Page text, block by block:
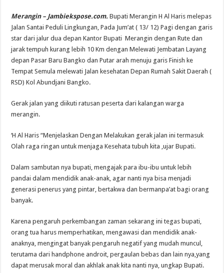
Merangin – Jambiekspose.com. Bupati Merangin H Al Haris melepas
Jalan Santai Peduli Lingkungan, Pada Jum’at ( 13/ 12) Pagi dengan garis
star dari jalur dua depan Kantor Bupati Merangin dengan Rute dan
jarak tempuh kurang lebih 10 Km dengan Melewati Jembatan Layang
depan Pasar Baru Bangko dan Putar arah menuju garis Finish ke
Tempat Semula melewati Jalan kesehatan Depan Rumah Sakit Daerah (
RSD) Kol Abundjani Bangko.
Gerak jalan yang diikuti ratusan peserta dari kalangan warga
merangin.
‘H Al Haris “Menjelaskan Dengan Melakukan gerak jalan ini termasuk
Olah raga ringan untuk menjaga Kesehata tubuh kita ,ujar Bupati.
Dalam sambutan nya bupati, mengajak para ibu-ibu untuk lebih
pandai dalam mendidik anak-anak, agar nanti nya bisa menjadi
generasi penerus yang pintar, bertakwa dan bermanpa’at bagi orang
banyak.
Karena pengaruh perkembangan zaman sekarang ini tegas bupati,
orang tua harus memperhatikan, mengawasi dan mendidik anak-
anaknya, mengingat banyak pengaruh negatif yang mudah muncul,
terutama dari handphone androit, pergaulan bebas dan lain nya,yang
dapat merusak moral dan akhlak anak kita nanti nya, ungkap Bupati.